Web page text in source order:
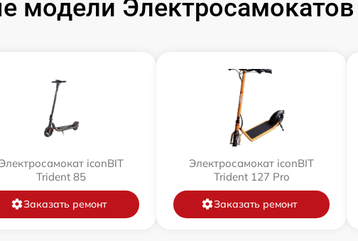
модели
Электросамокат iconBIT
Trident 85
Заказать ремонт
Электросамокат iconBIT
Trident 127 Pro
Заказать ремонт